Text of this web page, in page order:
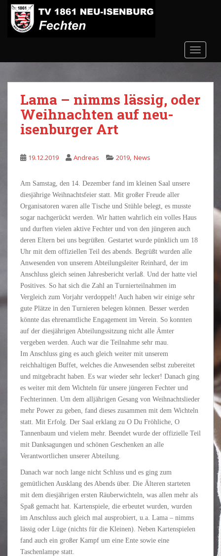
o
Lama – nimms lässig, oder
Weihnachten auf neu-
isenburger Art
19.12.2019 Andreas 2019, News
Am Samstag, den 14. Dezember fand im kleinen Saal unsere
diesjährige Weihnachtsfeier statt. Mit großer Freude aller
Organisatoren waren alle Tische und Stühle belegt, es musste
sogar nachgerückt werden. Wir hatten wahrlich ein volles Haus
und durften vielen aktive Fechter und von den jüngeren auch
deren Eltern bei uns begrüßen. Gestartet wurde pünklich um 18
Uhr mit dem offiziellen Teil des abends. Begrüßt wurden alle
Anwesenden von unserem Abteilungsleiter Reinhard, der im
Anschluss gleich seinen Jahresbericht verlaß. Und der hatte viel
Positives. So hat sich die Zahl an Turnierteilnahmen im
Vergleich zum Vorjahr verdoppelt! Auch haben wir einige sehr
gute Plätze in den Turnieren belegen können. Besser werden
könnte das ehrenamtliche Engagement im Verein. So konnten
auf der diesjährigen Abteilungssitzung nicht alle Ämter
vergeben werden. Auch war die Teilnahme sehr mau.
Im Anschluss ging es auch gleich weiter mit unserem
reichhaltigen Buffet, welches die Anwesenden selbst zubereitet
und mitgebracht haben. Es war wieder sehr lecker! Danach ging
es weiter mit dem Wichteln für unsere jüngeren Fechter und
Fechterinnen. Um dem alljährigen Gesang von Weihnachtslieder
mehr Power zu geben, fand dieses zusammen mit dem Wichteln
statt. Mit Erfolg. Der Saal erklang zu O Du Fröhliche, O
Tannenbaum und vielem mehr. Beendet wurde der offizielle Teil
mit Danksagungen und schönen Geschenken an alle
Verantwortlichen unserer Abteilung.
Danach war noch lange nicht Schluss und es ging zum
gemütlichen Ausklang des Abends über. Die Älteren starteten
mit dem diesjährigen ersten Räuberwichteln, was allen mehr als
Spaß gemacht hat. Kartenspiele, die erbeutet wurden, wurden
im Anschluss auch gleich mal ausprobiert, u.a. Lama – nimms
lässig oder Lüge (nichts für die Kleinen). Neben Kartenspielen
fand auch ein großer Kampf um eine Ente sowie eine
Taschenlampe statt.